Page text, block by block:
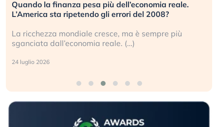
Quando la finanza pesa più dell’economia reale.
L’America sta ripetendo gli errori del 2008?
La ricchezza mondiale cresce, ma è sempre più
sganciata dall’economia reale. (…)
24 luglio 2026